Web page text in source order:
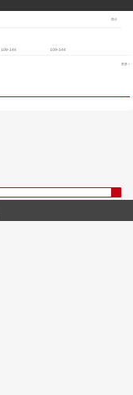
简介
109-144 109-144
更多 >